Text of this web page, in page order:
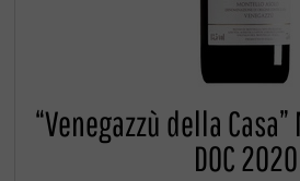
“Venegazzù della
DOC 2020